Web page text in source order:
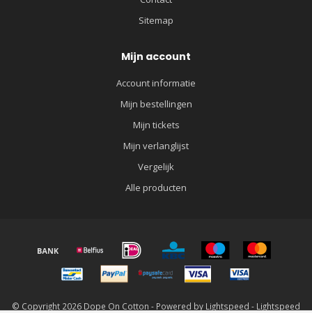
Sitemap
Mijn account
Account informatie
Mijn bestellingen
Mijn tickets
Mijn verlanglijst
Vergelijk
Alle producten
© Copyright 2026 Dope On Cotton - Powered by Lightspeed - Lightspeed